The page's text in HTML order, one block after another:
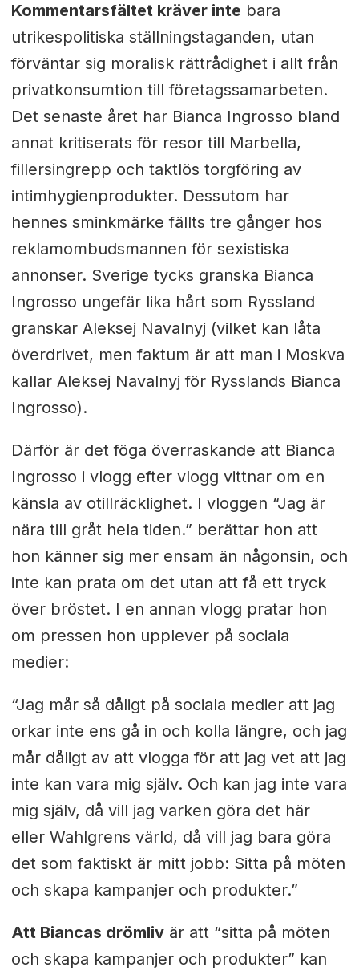
Kommentarsfältet kräver inte bara
utrikespolitiska ställningstaganden, utan
förväntar sig moralisk rättrådighet i allt från
privatkonsumtion till företagssamarbeten.
Det senaste året har Bianca Ingrosso bland
annat kritiserats för resor till Marbella,
fillersingrepp och taktlös torgföring av
intimhygienprodukter. Dessutom har
hennes sminkmärke fällts tre gånger hos
reklamombudsmannen för sexistiska
annonser. Sverige tycks granska Bianca
Ingrosso ungefär lika hårt som Ryssland
granskar Aleksej Navalnyj (vilket kan låta
överdrivet, men faktum är att man i Moskva
kallar Aleksej Navalnyj för Rysslands Bianca
Ingrosso).
Därför är det föga överraskande att Bianca
Ingrosso i vlogg efter vlogg vittnar om en
känsla av otillräcklighet. I vloggen “Jag är
nära till gråt hela tiden.” berättar hon att
hon känner sig mer ensam än någonsin, och
inte kan prata om det utan att få ett tryck
över bröstet. I en annan vlogg pratar hon
om pressen hon upplever på sociala
medier:
“Jag mår så dåligt på sociala medier att jag
orkar inte ens gå in och kolla längre, och jag
mår dåligt av att vlogga för att jag vet att jag
inte kan vara mig själv. Och kan jag inte vara
mig själv, då vill jag varken göra det här
eller Wahlgrens värld, då vill jag bara göra
det som faktiskt är mitt jobb: Sitta på möten
och skapa kampanjer och produkter.”
Att Biancas drömlivär att “sitta på möten
och skapa kampanjer och produkter” kan